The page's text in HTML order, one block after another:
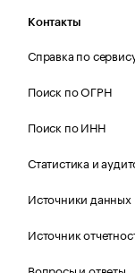
Контакты
Справка по
Поиск по ОГРН
Поиск по ИНН
Статистика и
Источники данных
Источник